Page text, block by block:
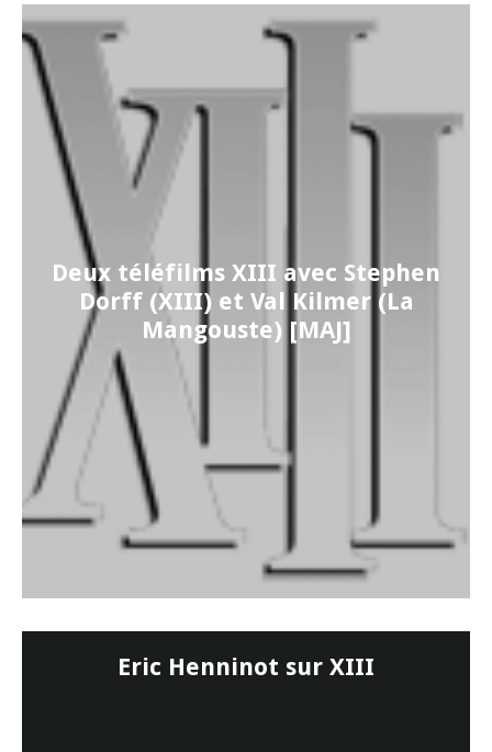
Deux téléfilms XIII avec Stephen
Dorff (XIII) et Val Kilmer (La
Mangouste) [MAJ]
Eric Henninot sur XIII